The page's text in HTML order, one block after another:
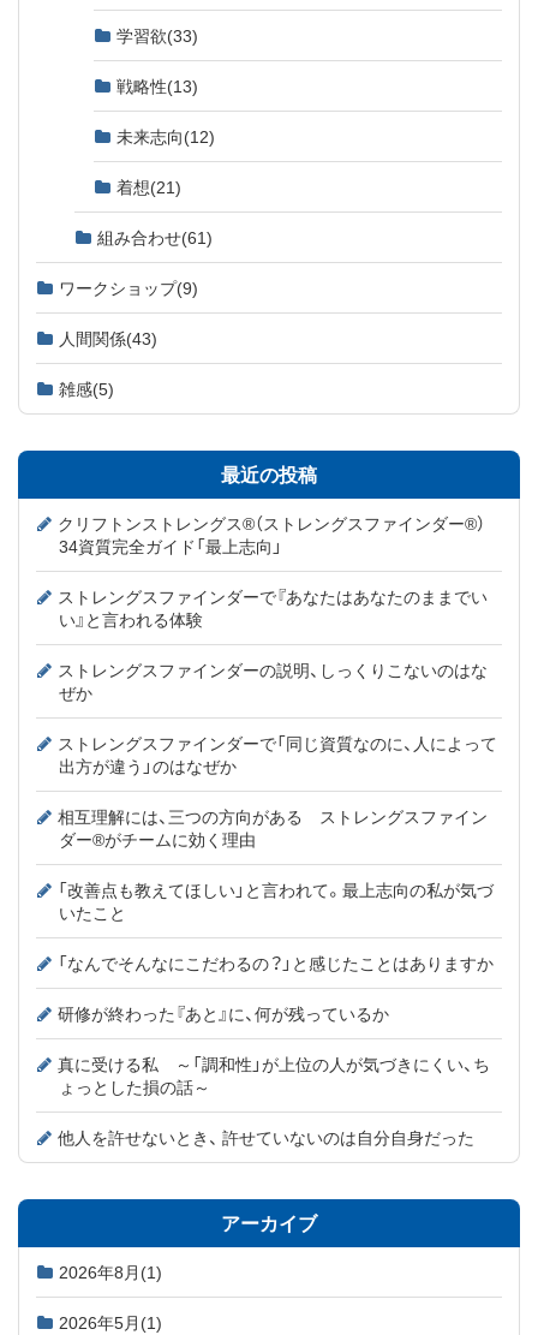
学習欲(33)
戦略性(13)
未来志向(12)
着想(21)
組み合わせ(61)
ワークショップ(9)
人間関係(43)
雑感(5)
最近の投稿
クリフトンストレングス®（ストレングスファインダー®）
34資質完全ガイド「最上志向」
ストレングスファインダーで『あなたはあなたのままでい
い』と言われる体験
ストレングスファインダーの説明、しっくりこないのはな
ぜか
ストレングスファインダーで「同じ資質なのに、人によって
出方が違う」のはなぜか
相互理解には、三つの方向がある ストレングスファイン
ダー®がチームに効く理由
「改善点も教えてほしい」と言われて。最上志向の私が気づ
いたこと
「なんでそんなにこだわるの？」と感じたことはありますか
研修が終わった『あと』に、何が残っているか
真に受ける私 ～「調和性」が上位の人が気づきにくい、ち
ょっとした損の話～
他人を許せないとき、 許せていないのは自分自身だった
アーカイブ
2026年8月 (1)
2026年5月 (1)